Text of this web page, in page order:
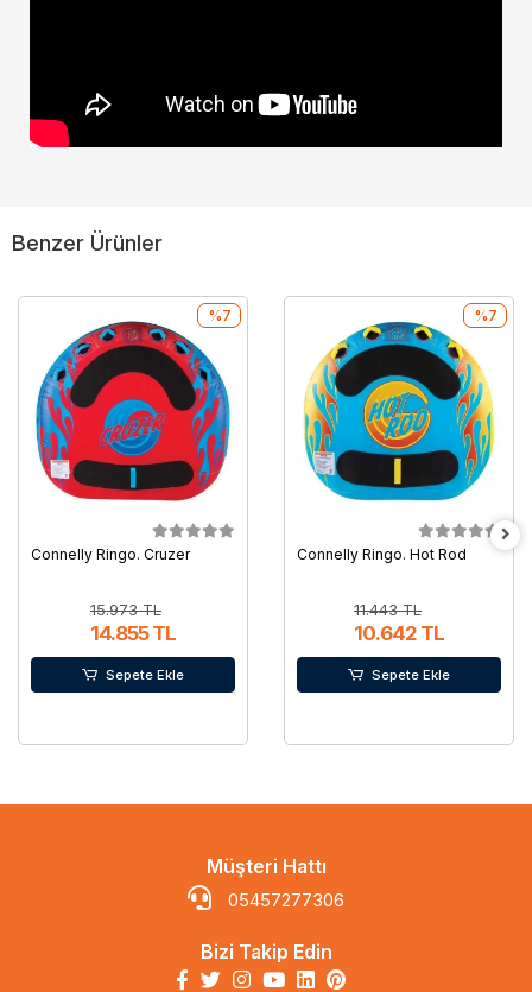
Benzer Ürünler
Connelly Ringo. Cruzer
15.973 TL
14.855 TL
%7
Sepete Ekle
Connelly Ringo. Hot Rod
11.443 TL
10.642 TL
%7
Sepete Ekle
Müşteri Hattı
05457277306
Bizi Takip Edin